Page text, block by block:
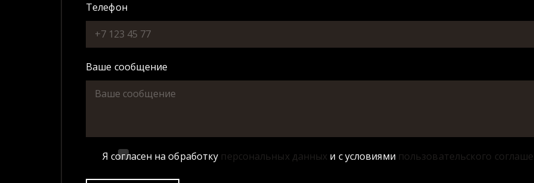
Телефон
Ваше сообщение
Я согласен на обработку персональных данных и с условиями пользовательского